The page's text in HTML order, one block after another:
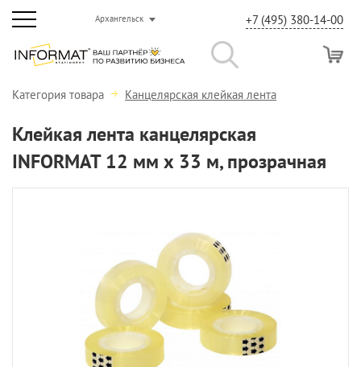
Архангельск +7 (495) 380-14-00
Категория товара Канцелярская клейкая лента
Клейкая лента канцелярская
INFORMAT 12 мм х 33 м, прозрачная